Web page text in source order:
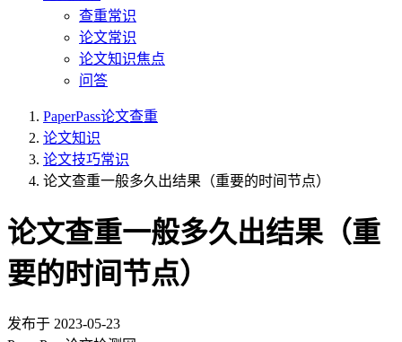
查重常识
论文常识
论文知识焦点
问答
PaperPass论文查重
论文知识
论文技巧常识
论文查重一般多久出结果（重要的时间节点）
论文查重一般多久出结果（重
要的时间节点）
发布于 2023-05-23